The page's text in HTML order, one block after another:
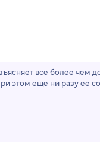
всё более чем
этом еще ни разу ее